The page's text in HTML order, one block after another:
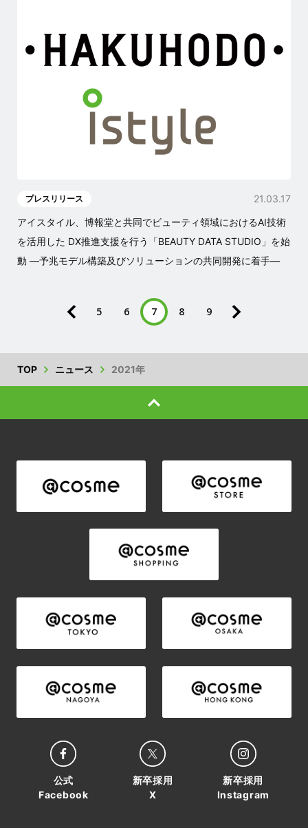
プレスリリース
21.03.17
アイスタイル、博報堂と共同でビューティ領域におけるAI技術
を活用した DX推進支援を行う「BEAUTY DATA STUDIO」を始
動 ―予兆モデル構築及びソリューションの共同開発に着手―
5 6 7 8 9
TOP ニュース 2021年
公式
Facebook
新卒採用
X
新卒採用
Instagram